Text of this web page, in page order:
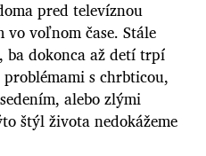
pred televíznou
voľnom čase. Stále
dokonca až detí trpí
s chrbticou,
alebo zlými
štýl života nedokážeme